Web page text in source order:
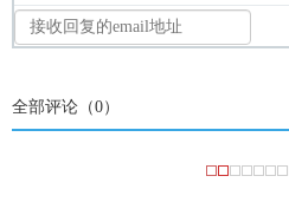
全部评论（0）